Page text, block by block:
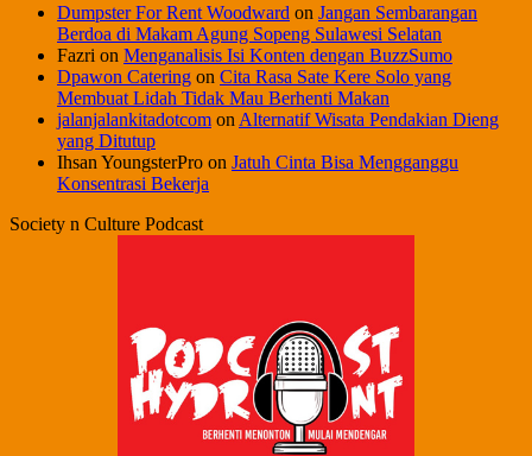
Dumpster For Rent Woodward on Jangan Sembarangan
Berdoa di Makam Agung Sopeng Sulawesi Selatan
Fazri on Menganalisis Isi Konten dengan BuzzSumo
Dpawon Catering on Cita Rasa Sate Kere Solo yang
Membuat Lidah Tidak Mau Berhenti Makan
jalanjalankitadotcom on Alternatif Wisata Pendakian Dieng
yang Ditutup
Ihsan YoungsterPro on Jatuh Cinta Bisa Mengganggu
Konsentrasi Bekerja
Society n Culture Podcast